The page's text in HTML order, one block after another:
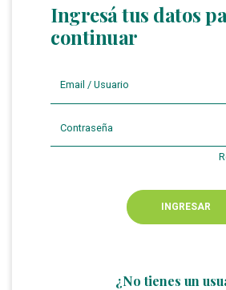
Ingresá tus datos
continuar
INGRESAR
¿No tienes un